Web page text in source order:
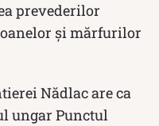
prevederilor
și mărfurilor
Nădlac are ca
ungar Punctul